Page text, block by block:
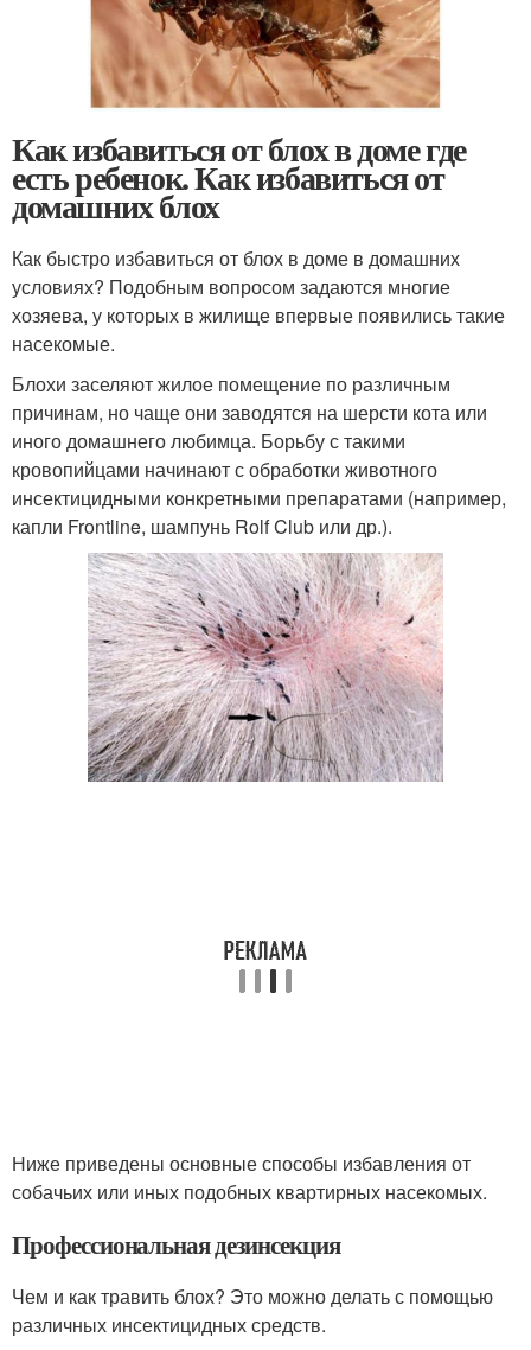
Как избавиться от блох в доме где
есть ребенок. Как избавиться от
домашних блох
Как быстро избавиться от блох в доме в домашних
условиях? Подобным вопросом задаются многие
хозяева, у которых в жилище впервые появились такие
насекомые.
Блохи заселяют жилое помещение по различным
причинам, но чаще они заводятся на шерсти кота или
иного домашнего любимца. Борьбу с такими
кровопийцами начинают с обработки животного
инсектицидными конкретными препаратами (например,
капли Frontline, шампунь Rolf Club или др.).
Ниже приведены основные способы избавления от
собачьих или иных подобных квартирных насекомых.
Профессиональная дезинсекция
Чем и как травить блох? Это можно делать с помощью
различных инсектицидных средств.